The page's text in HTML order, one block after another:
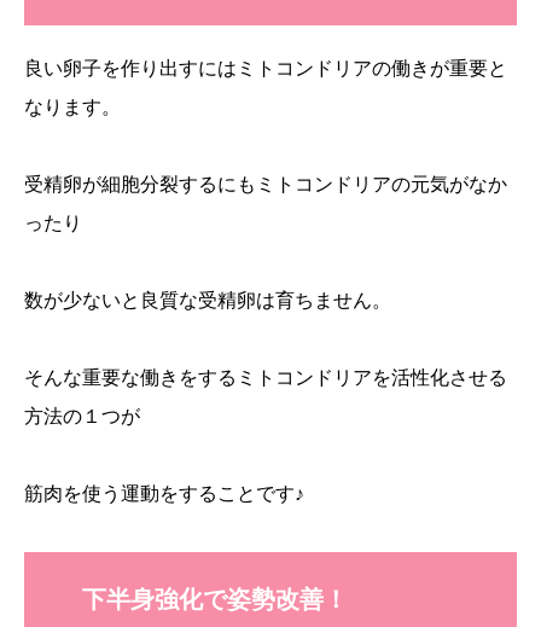
良い卵子を作り出すにはミトコンドリアの働きが重要と
なります。
受精卵が細胞分裂するにもミトコンドリアの元気がなか
ったり
数が少ないと良質な受精卵は育ちません。
そんな重要な働きをするミトコンドリアを活性化させる
方法の１つが
筋肉を使う運動をすることです♪
下半身強化で姿勢改善！